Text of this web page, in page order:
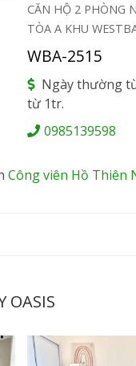
CĂN HỘ 2 PHÒNG
TÒA A KHU
WBA-2515
Ngày thường
từ 1tr.
0985139598
Công viên Hồ Thiên
OASIS